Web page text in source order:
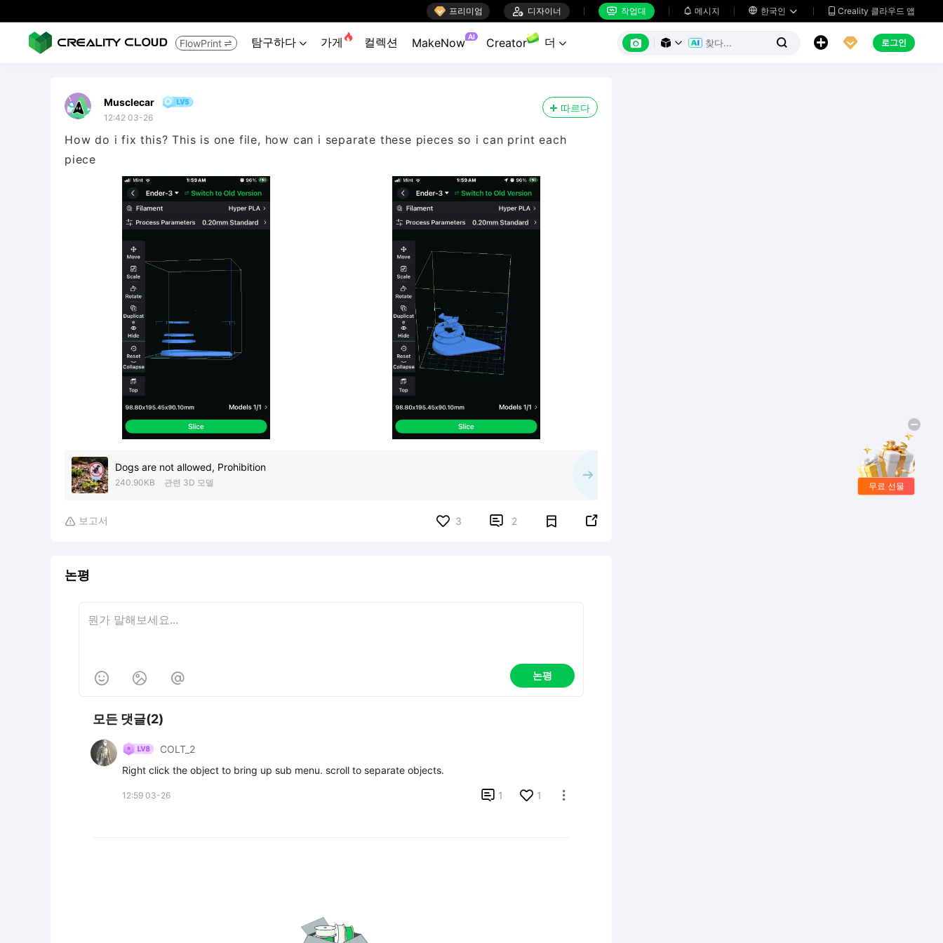
 프리미엄  디자이너  작업대  메시지  한국인   Creality 클라우드 앱
FlowPrint  탐구하다  가게  컬렉션 MakeNow AI Creator 더        로그인
Musclecar
12:42 03-26
따르다
How do i fix this? This is one file, how can i separate these pieces so i can print each
piece
Dogs are not allowed, Prohibition
240.90KB 관련 3D 모델
 보고서 3  2 
논평
   논평
모든 댓글(2)
COLT_2
Right click the object to bring up sub menu. scroll to separate objects.
12:59 03-26  1 1 
무료 선물